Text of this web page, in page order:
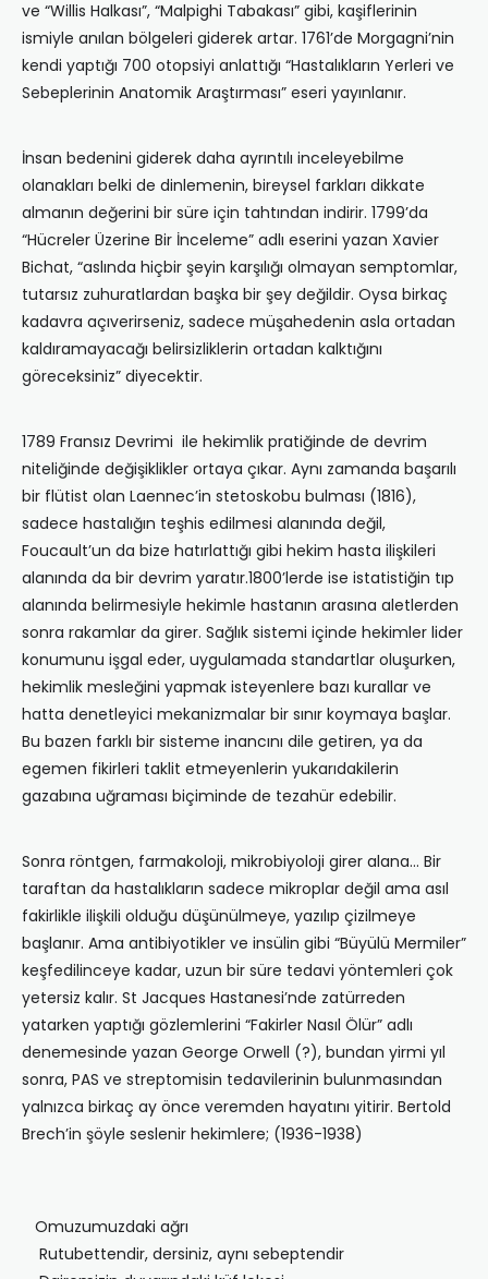
ve “Willis Halkası”, “Malpighi Tabakası” gibi, kaşiflerinin
ismiyle anılan bölgeleri giderek artar. 1761’de Morgagni’nin
kendi yaptığı 700 otopsiyi anlattığı “Hastalıkların Yerleri ve
Sebeplerinin Anatomik Araştırması” eseri yayınlanır.
İnsan bedenini giderek daha ayrıntılı inceleyebilme
olanakları belki de dinlemenin, bireysel farkları dikkate
almanın değerini bir süre için tahtından indirir. 1799’da
“Hücreler Üzerine Bir İnceleme” adlı eserini yazan Xavier
Bichat, “aslında hiçbir şeyin karşılığı olmayan semptomlar,
tutarsız zuhuratlardan başka bir şey değildir. Oysa birkaç
kadavra açıverirseniz, sadece müşahedenin asla ortadan
kaldıramayacağı belirsizliklerin ortadan kalktığını
göreceksiniz” diyecektir.
1789 Fransız Devrimi ile hekimlik pratiğinde de devrim
niteliğinde değişiklikler ortaya çıkar. Aynı zamanda başarılı
bir flütist olan Laennec’in stetoskobu bulması (1816),
sadece hastalığın teşhis edilmesi alanında değil,
Foucault’un da bize hatırlattığı gibi hekim hasta ilişkileri
alanında da bir devrim yaratır.1800’lerde ise istatistiğin tıp
alanında belirmesiyle hekimle hastanın arasına aletlerden
sonra rakamlar da girer. Sağlık sistemi içinde hekimler lider
konumunu işgal eder, uygulamada standartlar oluşurken,
hekimlik mesleğini yapmak isteyenlere bazı kurallar ve
hatta denetleyici mekanizmalar bir sınır koymaya başlar.
Bu bazen farklı bir sisteme inancını dile getiren, ya da
egemen fikirleri taklit etmeyenlerin yukarıdakilerin
gazabına uğraması biçiminde de tezahür edebilir.
Sonra röntgen, farmakoloji, mikrobiyoloji girer alana… Bir
taraftan da hastalıkların sadece mikroplar değil ama asıl
fakirlikle ilişkili olduğu düşünülmeye, yazılıp çizilmeye
başlanır. Ama antibiyotikler ve insülin gibi “Büyülü Mermiler”
keşfedilinceye kadar, uzun bir süre tedavi yöntemleri çok
yetersiz kalır. St Jacques Hastanesi’nde zatürreden
yatarken yaptığı gözlemlerini “Fakirler Nasıl Ölür” adlı
denemesinde yazan George Orwell (?), bundan yirmi yıl
sonra, PAS ve streptomisin tedavilerinin bulunmasından
yalnızca birkaç ay önce veremden hayatını yitirir. Bertold
Brech’in şöyle seslenir hekimlere; (1936-1938)
Omuzumuzdaki ağrı
Rutubettendir, dersiniz, aynı sebeptendir